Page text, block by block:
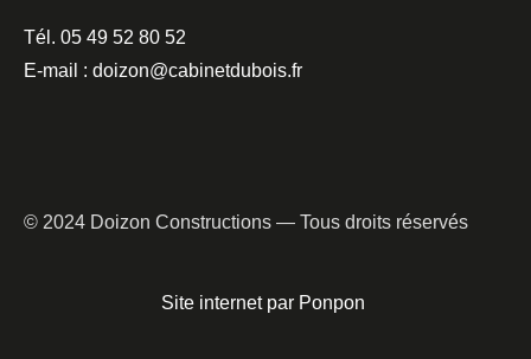
Tél. 05 49 52 80 52
E-mail : doizon@cabinetdubois.fr
© 2024 Doizon Constructions — Tous droits réservés
Site internet par Ponpon